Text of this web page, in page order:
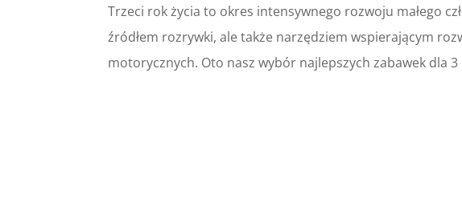
Trzeci rok życia to okres intensywnego rozwoju małego
źródłem rozrywki, ale także narzędziem wspierającym
motorycznych. Oto nasz wybór najlepszych zabawek dla 3